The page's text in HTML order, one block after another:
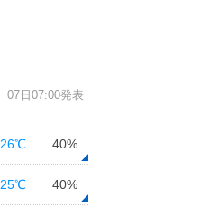
07日07:00発表
26℃ 40%
25℃ 40%